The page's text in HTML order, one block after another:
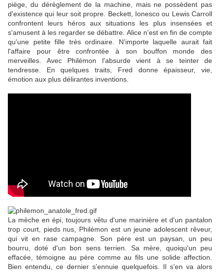
piège, du dérèglement de la machine, mais ne possèdent pas
d'existence qui leur soit propre. Beckett, Ionesco ou Lewis Carroll
confrontent leurs héros aux situations les plus insensées et
s'amusent à les regarder se débattre. Alice n'est en fin de compte
qu'une petite fille très ordinaire. N'importe laquelle aurait fait
l'affaire pour être confrontée à son bouffon monde des
merveilles. Avec Philémon l'absurde vient à se teinter de
tendresse. En quelques traits, Fred donne épaisseur, vie,
émotion aux plus délirantes inventions.
La mèche en épi, toujours vêtu d'une marinière et d'un pantalon
trop court, pieds nus, Philémon est un jeune adolescent rêveur,
qui vit en rase campagne. Son père est un paysan, un peu
bourru, doté d'un bon sens terrien. Sa mère, quoiqu'un peu
effacée, témoigne au père comme au fils une solide affection.
Bien entendu, ce dernier s'ennuie quelquefois. Il s'en va alors